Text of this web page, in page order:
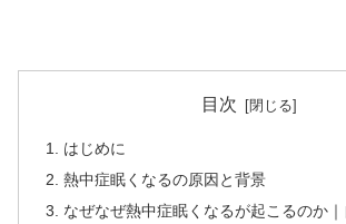
目次
はじめに
熱中症眠くなるの原因と背景
なぜなぜ熱中症眠くなるが起こるのか